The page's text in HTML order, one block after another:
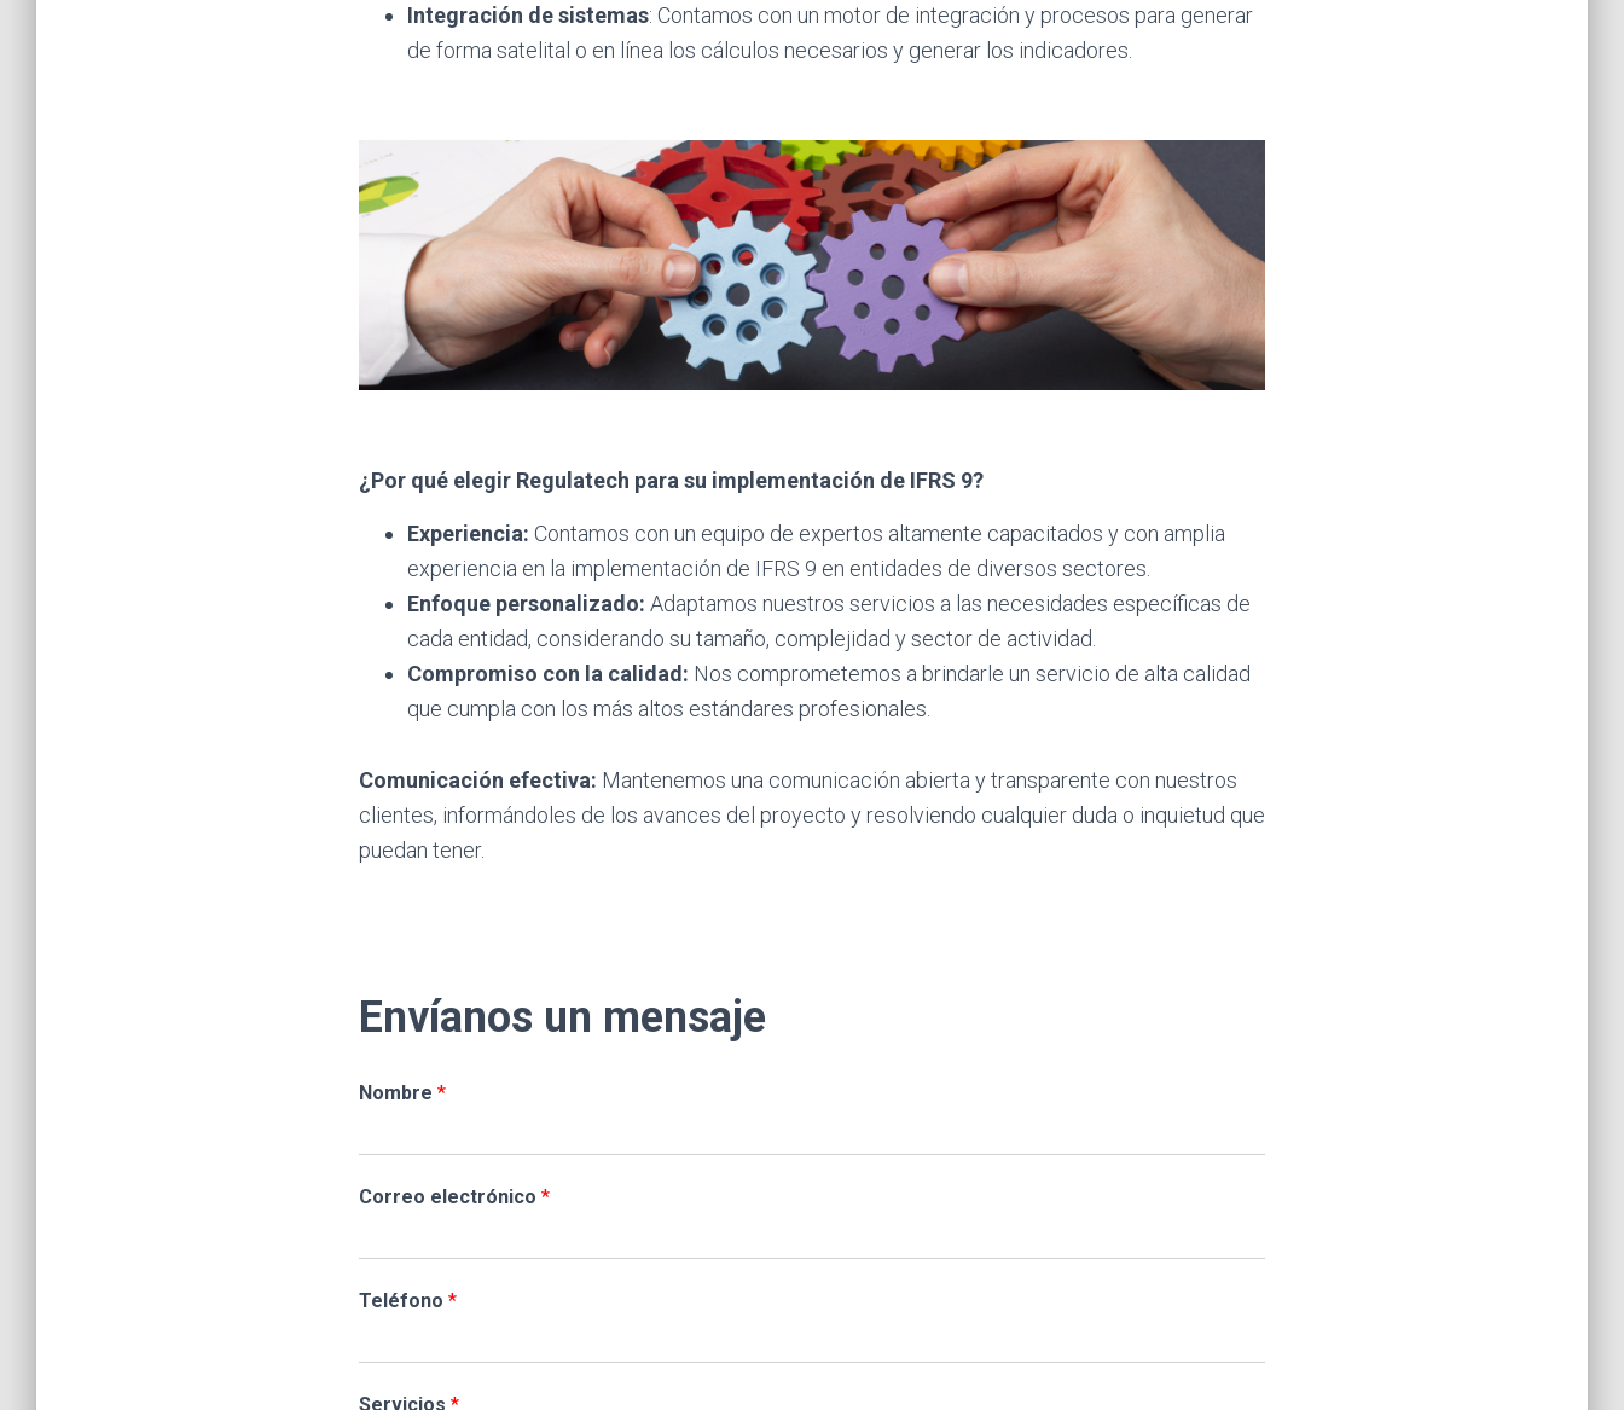
Integración de sistemas: Contamos con un motor de integración y procesos para generar
de forma satelital o en línea los cálculos necesarios y generar los indicadores.
¿Por qué elegir Regulatech para su implementación de IFRS 9?
Experiencia: Contamos con un equipo de expertos altamente capacitados y con amplia
experiencia en la implementación de IFRS 9 en entidades de diversos sectores.
Enfoque personalizado: Adaptamos nuestros servicios a las necesidades específicas de
cada entidad, considerando su tamaño, complejidad y sector de actividad.
Compromiso con la calidad: Nos comprometemos a brindarle un servicio de alta calidad
que cumpla con los más altos estándares profesionales.
Comunicación efectiva: Mantenemos una comunicación abierta y transparente con nuestros
clientes, informándoles de los avances del proyecto y resolviendo cualquier duda o inquietud que
puedan tener.
Envíanos un mensaje
Nombre *
Correo electrónico *
Teléfono *
Servicios *